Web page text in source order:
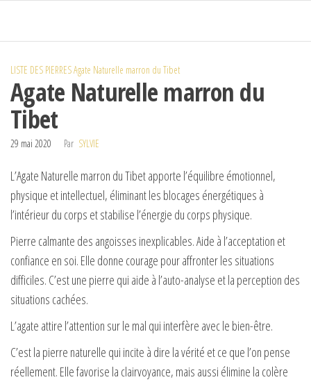
LISTE DES PIERRESAgate Naturelle marron du Tibet
Agate Naturelle marron du
Tibet
29 mai 2020 Par SYLVIE
L’Agate Naturelle marron du Tibet apporte l’équilibre émotionnel,
physique et intellectuel, éliminant les blocages énergétiques à
l’intérieur du corps et stabilise l’énergie du corps physique.
Pierre calmante des angoisses inexplicables. Aide à l’acceptation et
confiance en soi. Elle donne courage pour affronter les situations
difficiles. C’est une pierre qui aide à l’auto-analyse et la perception des
situations cachées.
L’agate attire l’attention sur le mal qui interfère avec le bien-être.
C’est la pierre naturelle qui incite à dire la vérité et ce que l’on pense
réellement. Elle favorise la clairvoyance, mais aussi élimine la colère